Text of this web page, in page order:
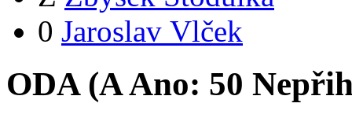
0 Jaroslav Vlček
ODA (AAno: 50